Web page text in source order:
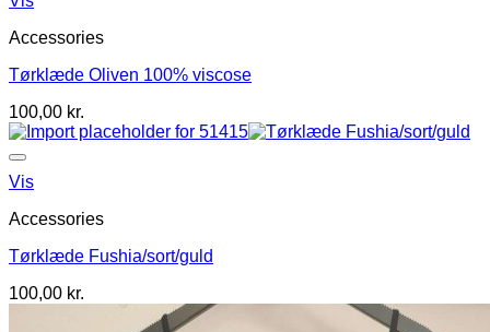
Accessories
Tørklæde Oliven 100% viscose
100,00 kr.
Vis
Accessories
Tørklæde Fushia/sort/guld
100,00 kr.